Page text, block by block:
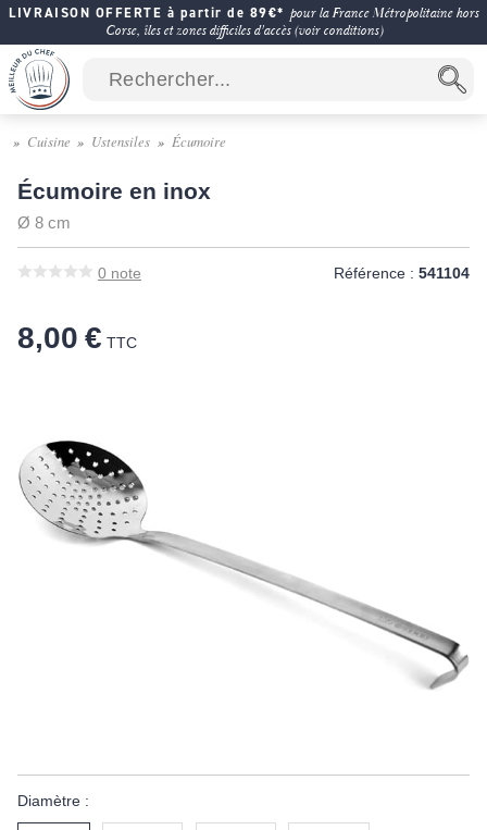
LIVRAISON OFFERTE à partir de 89€* pour la France Métropolitaine hors
Corse, îles et zones difficiles d'accès (voir conditions)
Cuisine Ustensiles Écumoire
Écumoire en inox
Ø 8 cm
0 note Référence : 541104
8,00 € TTC
Diamètre :